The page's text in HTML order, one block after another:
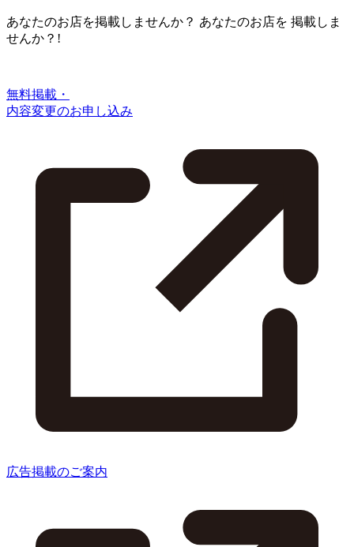
あなたのお店を掲載しませんか？ あなたのお店を 掲載しま
せんか？!
無料掲載・
内容変更のお申し込み
広告掲載のご案内